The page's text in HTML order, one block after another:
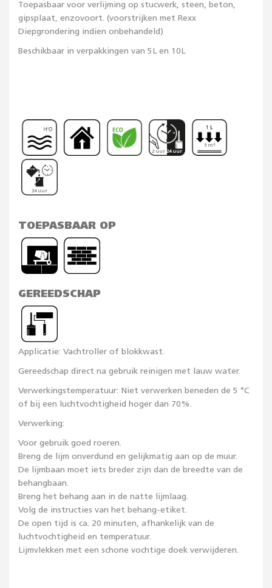
Toepasbaar voor verlijming op stucwerk, steen, beton,
gipsplaat, enzovoort. (voorstrijken met Rexx
Diepgrondering indien onbehandeld)
Beschikbaar in verpakkingen van 5L en 10L
2 uur 24 uur
5 m²
24 uur
TOEPASBAAR OP
GEREEDSCHAP
Applicatie: Vachtroller of blokkwast.
Gereedschap direct na gebruik reinigen met lauw water.
Verwerkingstemperatuur: Niet verwerken beneden de 5 °C
of bij een luchtvochtigheid hoger dan 70%.
Verwerking:
Voor gebruik goed roeren.
Breng de lijm onverdund en gelijkmatig aan op de muur.
De lijmbaan moet iets breder zijn dan de breedte van de
behangbaan.
Breng het behang aan in de natte lijmlaag.
Volg de instructies van het behang-etiket.
De open tijd is ca. 20 minuten, afhankelijk van de
luchtvochtigheid en temperatuur.
Lijmvlekken met een schone vochtige doek verwijderen.